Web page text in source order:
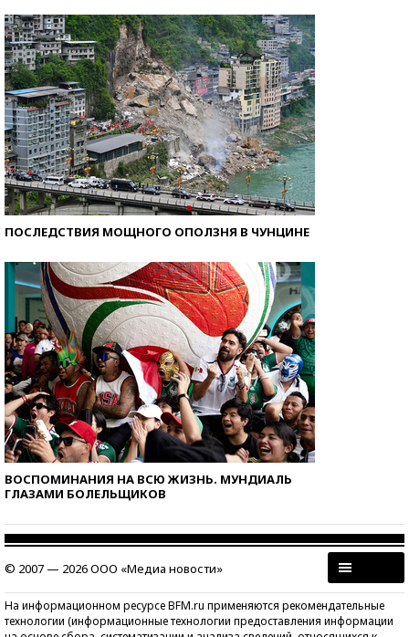
ПОСЛЕДСТВИЯ МОЩНОГО ОПОЛЗНЯ В ЧУНЦИНЕ
ВОСПОМИНАНИЯ НА ВСЮ ЖИЗНЬ. МУНДИАЛЬ
ГЛАЗАМИ БОЛЕЛЬЩИКОВ
© 2007 — 2026 ООО «Медиа новости»
На информационном ресурсе BFM.ru применяются рекомендательные
технологии (информационные технологии предоставления информации